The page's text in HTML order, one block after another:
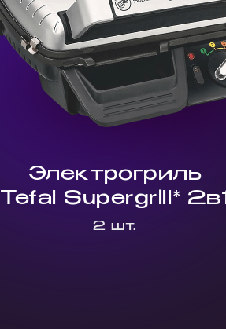
Электрогриль
Tefal Supergrill* 2в1
2 шт.